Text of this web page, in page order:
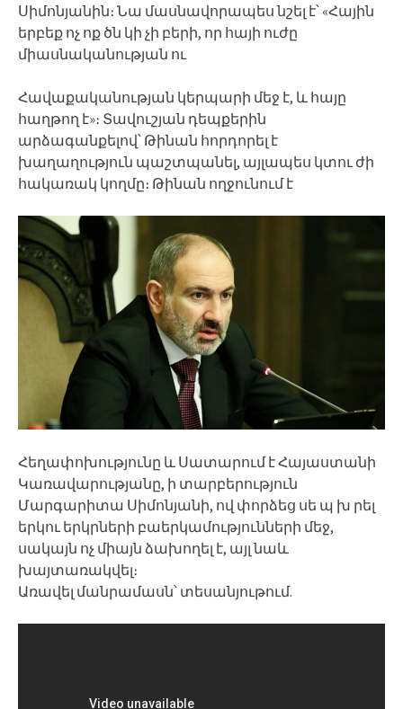
Սիմոնյանին։ Նա մասնավորապես նշել է՝ «Հային
երբեք ոչ ոք ծն կի չի բերի, որ հայի ուժը
միասնականության ու
Հավաքականության կերպարի մեջ է, և հայը
հաղթող է»։ Տավուշյան դեպքերին
արձագանքելով՝ Թինան հորդորել է
խաղաղություն պաշտպանել, այլապես կտու ժի
հակառակ կողմը։ Թինան ողջունում է
Հեղափոխությունը և Սատարում է Հայաստանի
Կառավարությանը, ի տարբերություն
Մարգարիտա Սիմոնյանի, ով փորձեց սե պ խ րել
երկու երկրների բաերկամությունների մեջ,
սակայն ոչ միայն ձախողել է, այլ նաև
խայտառակվել։
Առավել մանրամասն՝ տեսանյութում.